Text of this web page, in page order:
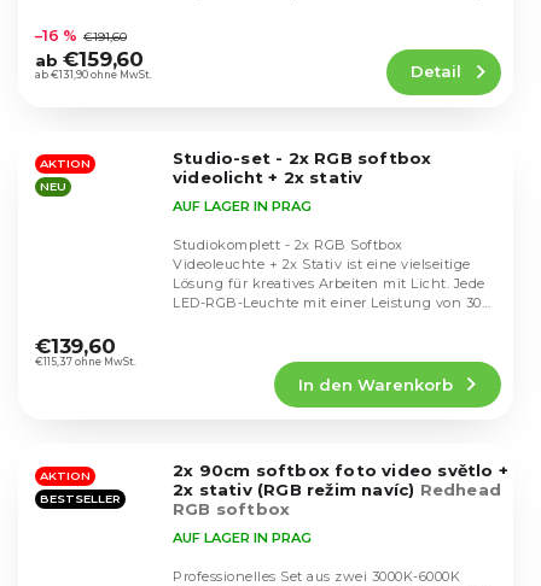
durchschnittliche
Produktbewertung
ist
Sternen.
ab €131,90 ohne MwSt.
–16 % €191,60
ab €159,60 Detail
AKTION
NEU
Studio-set - 2x RGB softbox
videolicht + 2x stativ
durchschnittliche
Produktbewertung
Sternen.
AUF LAGER IN PRAG
€115,37 ohne MwSt.
€139,60
In den Warenkorb
Studiokomplett - 2x RGB Softbox
Videoleuchte + 2x Stativ ist eine vielseitige
Lösung für kreatives Arbeiten mit Licht. Jede
LED-RGB-Leuchte mit einer Leistung von 30
AKTION
BESTSELLER
2x 90cm softbox foto video světlo +
2x stativ (RGB režim navíc) Redhead
RGB softbox
AUF LAGER IN PRAG
Professionelles Set aus zwei 3000K-6000K